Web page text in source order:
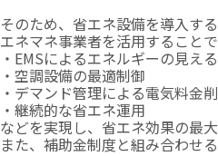
そのため、省エネ設備を導入す
エネマネ事業者を活用することで
・EMSによるエネルギーの見え
・空調設備の最適制御
・デマンド管理による電気料金
・継続的な省エネ運用
などを実現し、省エネ効果の最
また、補助金制度と組み合わせ